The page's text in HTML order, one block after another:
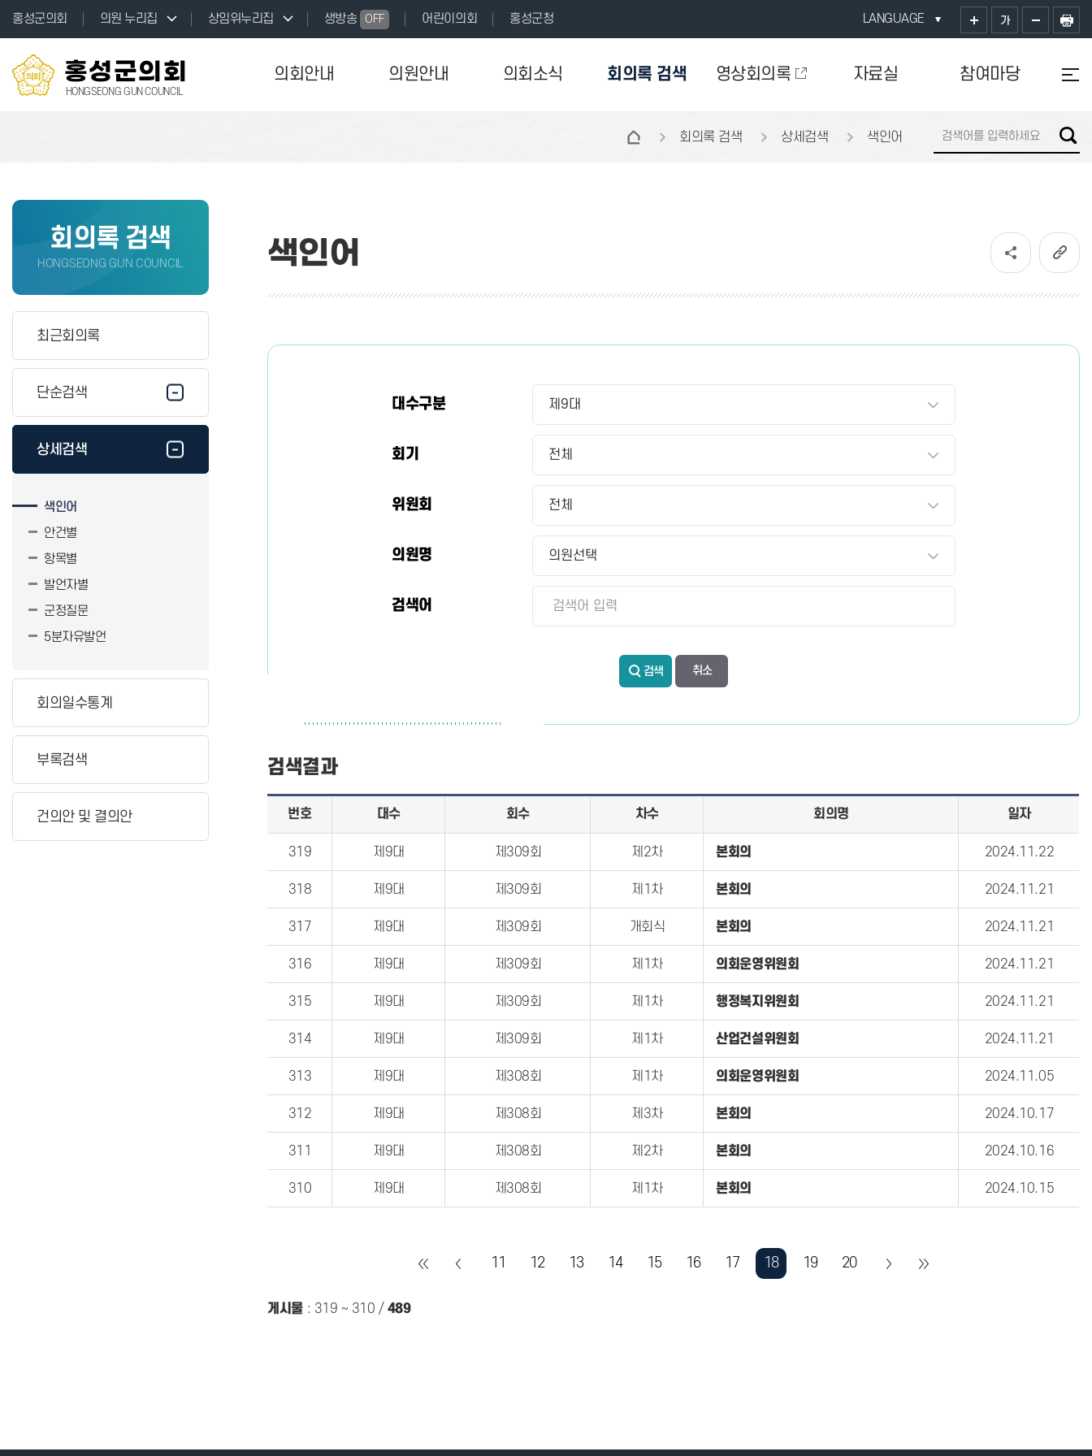
홍성군의회 의원 누리집 상임위누리집 생방송 OFF 어린이의회 홍성군청 LANGUAGE 가
홍성군의회
HONGSEONG GUN COUNCIL
의회안내 의원안내 의회소식 회의록 검색 영상회의록 자료실 참여마당
회의록 검색 상세검색 색인어
회의록 검색
HONGSEONG GUN COUNCIL
최근회의록
단순검색
상세검색
색인어
안건별
항목별
발언자별
군정질문
5분자유발언
회의일수통계
부록검색
건의안 및 결의안
색인어
대수구분
회기
위원회
의원명
검색어
검색
검색결과
번호 대수 회수 차수 회의명 일자
319 제9대 제309회 제2차 본회의 2024.11.22
318 제9대 제309회 제1차 본회의 2024.11.21
317 제9대 제309회 개회식 본회의 2024.11.21
316 제9대 제309회 제1차 의회운영위원회 2024.11.21
315 제9대 제309회 제1차 행정복지위원회 2024.11.21
314 제9대 제309회 제1차 산업건설위원회 2024.11.21
313 제9대 제308회 제1차 의회운영위원회 2024.11.05
312 제9대 제308회 제3차 본회의 2024.10.17
311 제9대 제308회 제2차 본회의 2024.10.16
310 제9대 제308회 제1차 본회의 2024.10.15
11 12 13 14 15 16 17 18 19 20
게시물 : 319 ~ 310 / 489